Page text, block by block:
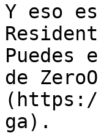
Y eso
de
ga).